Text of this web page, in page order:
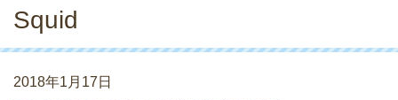
Squid
2018年1月17日